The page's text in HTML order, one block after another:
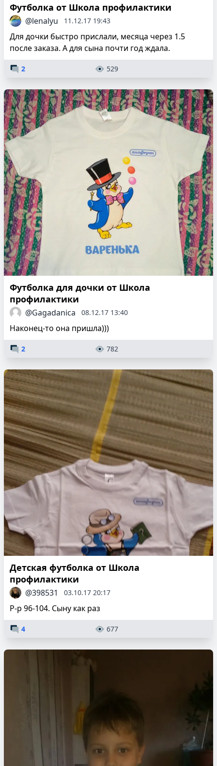
Футболка от Школа профилактики
@lenalyu 11.12.17 19:43
Для дочки быстро прислали, месяца через 1.5
после заказа. А для сына почти год ждала.
2 529
Футболка для дочки от Школа
профилактики
@Gagadanica 08.12.17 13:40
Наконец-то она пришла)))
2 782
Детская футболка от Школа
профилактики
@398531 03.10.17 20:17
Р-р 96-104. Сыну как раз
4 677